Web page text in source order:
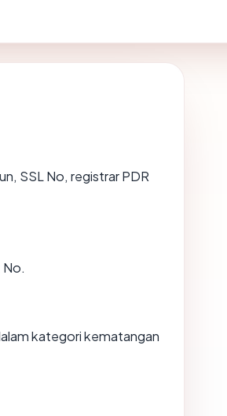
SSL No, registrar PDR
No.
kategori kematangan